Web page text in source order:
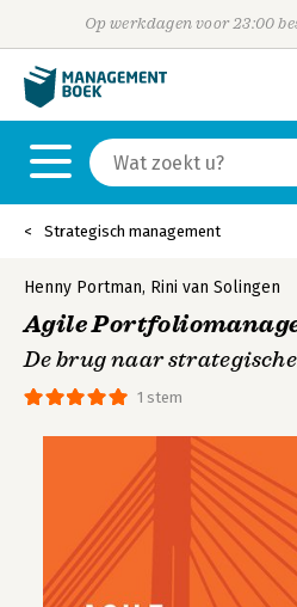
Op werkdagen voor 23:00
Strategisch management
1 stem
Henny Portman, Rini van Solingen
Agile
De brug naar